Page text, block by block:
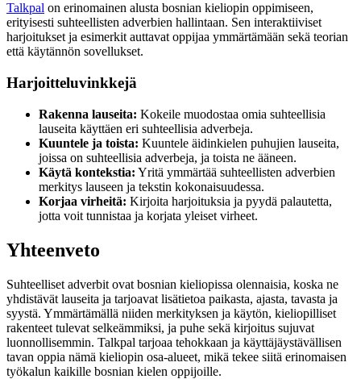
Talkpal on erinomainen alusta bosnian kieliopin oppimiseen,
erityisesti suhteellisten adverbien hallintaan. Sen interaktiiviset
harjoitukset ja esimerkit auttavat oppijaa ymmärtämään sekä teorian
että käytännön sovellukset.
Harjoitteluvinkkejä
Rakenna lauseita: Kokeile muodostaa omia suhteellisia
lauseita käyttäen eri suhteellisia adverbeja.
Kuuntele ja toista: Kuuntele äidinkielen puhujien lauseita,
joissa on suhteellisia adverbeja, ja toista ne ääneen.
Käytä kontekstia: Yritä ymmärtää suhteellisten adverbien
merkitys lauseen ja tekstin kokonaisuudessa.
Korjaa virheitä: Kirjoita harjoituksia ja pyydä palautetta,
jotta voit tunnistaa ja korjata yleiset virheet.
Yhteenveto
Suhteelliset adverbit ovat bosnian kieliopissa olennaisia, koska ne
yhdistävät lauseita ja tarjoavat lisätietoa paikasta, ajasta, tavasta ja
syystä. Ymmärtämällä niiden merkityksen ja käytön, kieliopilliset
rakenteet tulevat selkeämmiksi, ja puhe sekä kirjoitus sujuvat
luonnollisemmin. Talkpal tarjoaa tehokkaan ja käyttäjäystävällisen
tavan oppia nämä kieliopin osa-alueet, mikä tekee siitä erinomaisen
työkalun kaikille bosnian kielen oppijoille.